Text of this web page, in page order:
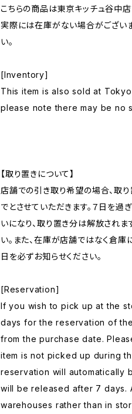
こちらの商品は東京キッチュ谷中店
実際には在庫がない場合がござい
い。
[Inventory]
This item is also sold at
please note there may be no
【取り置きについて】
店舗での引き取り希望の場合、取
でとさせていただきます。７日を過
いになり、取り置き分は解放され
い。また、在庫が店舗ではなく倉
日を必ずお知らせください。
[Reservation]
If you wish to pick up at the
days for the reservation of
from the purchase date.
item is not picked up during
reservation will automatically
will be released after 7 days.
warehouses rather than in